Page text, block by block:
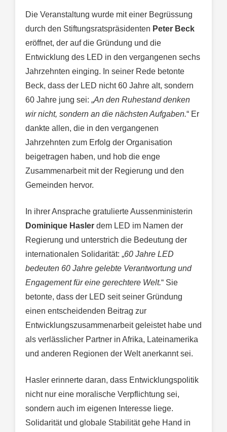
Die Veranstaltung wurde mit einer Begrüssung
durch den Stiftungsratspräsidenten Peter Beck
eröffnet, der auf die Gründung und die
Entwicklung des LED in den vergangenen sechs
Jahrzehnten einging. In seiner Rede betonte
Beck, dass der LED nicht 60 Jahre alt, sondern
60 Jahre jung sei: „An den Ruhestand denken
wir nicht, sondern an die nächsten Aufgaben.“ Er
dankte allen, die in den vergangenen
Jahrzehnten zum Erfolg der Organisation
beigetragen haben, und hob die enge
Zusammenarbeit mit der Regierung und den
Gemeinden hervor.
In ihrer Ansprache gratulierte Aussenministerin
Dominique Hasler dem LED im Namen der
Regierung und unterstrich die Bedeutung der
internationalen Solidarität: „60 Jahre LED
bedeuten 60 Jahre gelebte Verantwortung und
Engagement für eine gerechtere Welt.“ Sie
betonte, dass der LED seit seiner Gründung
einen entscheidenden Beitrag zur
Entwicklungszusammenarbeit geleistet habe und
als verlässlicher Partner in Afrika, Lateinamerika
und anderen Regionen der Welt anerkannt sei.
Hasler erinnerte daran, dass Entwicklungspolitik
nicht nur eine moralische Verpflichtung sei,
sondern auch im eigenen Interesse liege.
Solidarität und globale Stabilität gehe Hand in